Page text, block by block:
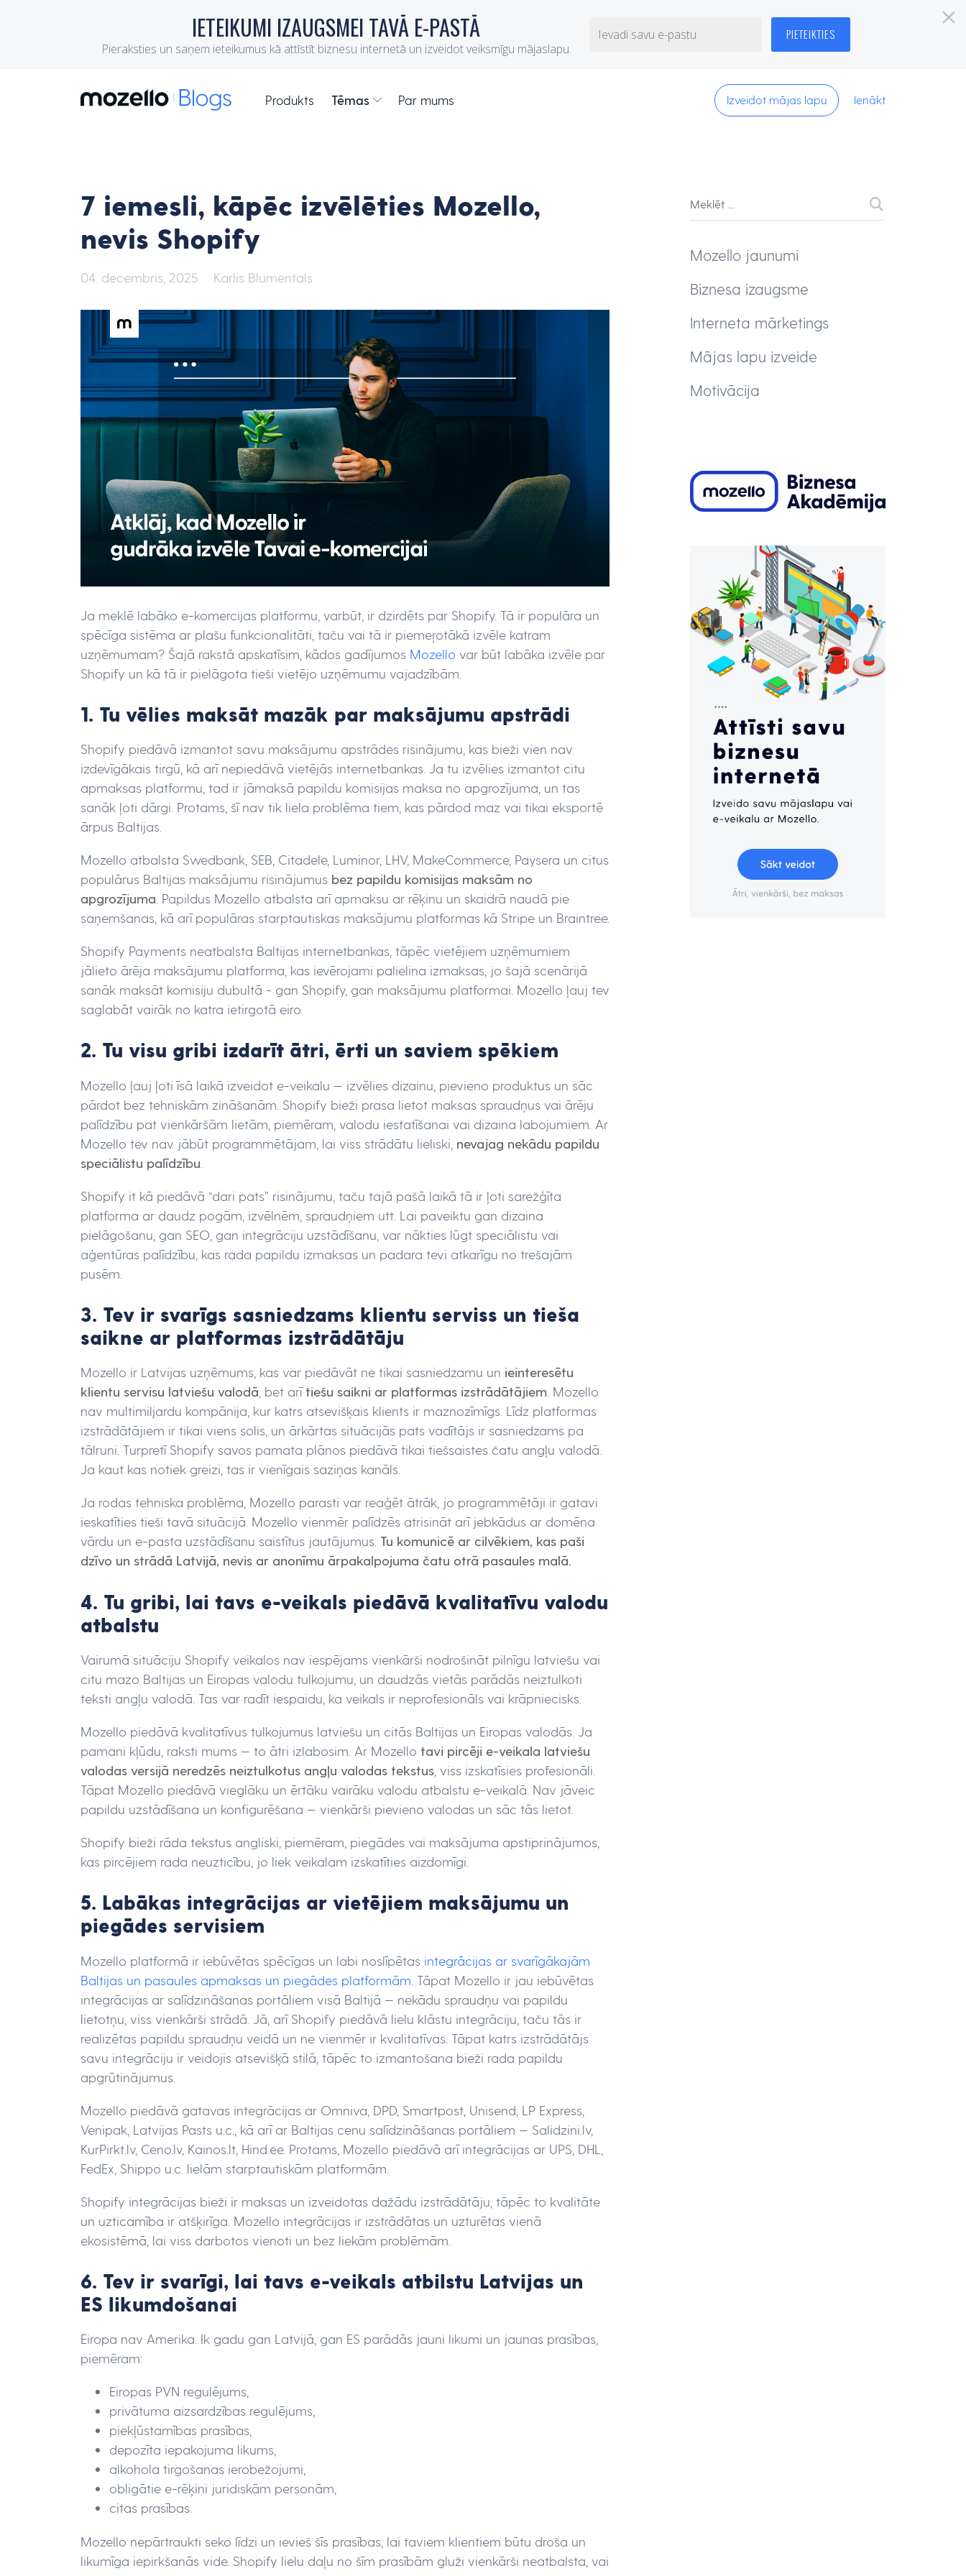
Produkts Tēmas Par mums Izveidot mājas lapu Ienākt
7 iemesli, kāpēc izvēlēties Mozello,
nevis Shopify
04. decembris, 2025 Karlis Blumentals
Ja meklē labāko e-komercijas platformu, varbūt, ir dzirdēts par Shopify. Tā ir populāra un
spēcīga sistēma ar plašu funkcionalitāti, taču vai tā ir piemeŗotākā izvēle katram
uzņēmumam? Šajā rakstā apskatīsim, kādos gadījumos Mozello var būt labāka izvēle par
Shopify un kā tā ir pielāgota tieši vietējo uzņēmumu vajadzībām.
1. Tu vēlies maksāt mazāk par maksājumu apstrādi
Shopify piedāvā izmantot savu maksājumu apstrādes risinājumu, kas bieži vien nav
izdevīgākais tirgū, kā arī nepiedāvā vietējās internetbankas. Ja tu izvēlies izmantot citu
apmaksas platformu, tad ir jāmaksā papildu komisijas maksa no apgrozījuma, un tas
sanāk ļoti dārgi. Protams, šī nav tik liela problēma tiem, kas pārdod maz vai tikai eksportē
ārpus Baltijas.
Mozello atbalsta Swedbank, SEB, Citadele, Luminor, LHV, MakeCommerce, Paysera un citus
populārus Baltijas maksājumu risinājumus bez papildu komisijas maksām no
apgrozījuma . Papildus Mozello atbalsta arī apmaksu ar rēķinu un skaidrā naudā pie
saņemšanas, kā arī populāras starptautiskas maksājumu platformas kā Stripe un Braintree.
Shopify Payments neatbalsta Baltijas internetbankas, tāpēc vietējiem uzņēmumiem
jālieto ārēja maksājumu platforma, kas ievērojami palielina izmaksas, jo šajā scenārijā
sanāk maksāt komisiju dubultā - gan Shopify, gan maksājumu platformai. Mozello ļauj tev
saglabāt vairāk no katra ietirgotā eiro.
2. Tu visu gribi izdarīt ātri, ērti un saviem spēkiem
Mozello ļauj ļoti īsā laikā izveidot e-veikalu — izvēlies dizainu, pievieno produktus un sāc
pārdot bez tehniskām zināšanām. Shopify bieži prasa lietot maksas spraudņus vai ārēju
palīdzību pat vienkāršām lietām, piemēram, valodu iestatīšanai vai dizaina labojumiem. Ar
Mozello tev nav jābūt programmētājam, lai viss strādātu lieliski, nevajag nekādu papildu
speciālistu palīdzību
Shopify it kā piedāvā “dari pats” risinājumu, taču tajā pašā laikā tā ir ļoti sarežģīta
platforma ar daudz pogām, izvēlnēm, spraudņiem utt. Lai paveiktu gan dizaina
pielāgošanu, gan SEO, gan integrāciju uzstādīšanu, var nākties lūgt speciālistu vai
aģentūras palīdzību, kas rada papildu izmaksas un padara tevi atkarīgu no trešajām
pusēm.
3. Tev ir svarīgs sasniedzams klientu serviss un tieša
saikne ar platformas izstrādātāju
Mozello ir Latvijas uzņēmums, kas var piedāvāt ne tikai sasniedzamu un ieinteresētu
klientu servisu latviešu valodā , bet arītiešu saikni ar platformas izstrādātājiem . Mozello
nav multimiljardu kompānija, kur katrs atsevišķais klients ir maznozīmīgs. Līdz platformas
izstrādātājiem ir tikai viens solis, un ārkārtas situācijās pats vadītājs ir sasniedzams pa
tālruni. Turpretī Shopify savos pamata plānos piedāvā tikai tiešsaistes čatu angļu valodā.
Ja kaut kas notiek greizi, tas ir vienīgais saziņas kanāls.
Ja rodas tehniska problēma, Mozello parasti var reaģēt ātrāk, jo programmētāji ir gatavi
ieskatīties tieši tavā situācijā. Mozello vienmēr palīdzēs atrisināt arī jebkādus ar domēna
vārdu un e-pasta uzstādīšanu saistītus jautājumus. Tu komunicē ar cilvēkiem, kas paši
dzīvo un strādā Latvijā, nevis ar anonīmu ārpakalpojuma čatu otrā pasaules malā.
4. Tu gribi, lai tavs e-veikals piedāvā kvalitatīvu valodu
atbalstu
Vairumā situāciju Shopify veikalos nav iespējams vienkārši nodrošināt pilnīgu latviešu vai
citu mazo Baltijas un Eiropas valodu tulkojumu, un daudzās vietās parādās neiztulkoti
teksti angļu valodā. Tas var radīt iespaidu, ka veikals ir neprofesionāls vai krāpniecisks.
Mozello piedāvā kvalitatīvus tulkojumus latviešu un citās Baltijas un Eiropas valodās. Ja
pamani kļūdu, raksti mums — to ātri izlabosim. Ar Mozello tavi pircēji e-veikala latviešu
valodas versijā neredzēs neiztulkotus angļu valodas tekstus , viss izskatīsies profesionāli.
Tāpat Mozello piedāvā vieglāku un ērtāku vairāku valodu atbalstu e-veikalā. Nav jāveic
papildu uzstādīšana un konfigurēšana — vienkārši pievieno valodas un sāc tās lietot.
Shopify bieži rāda tekstus angliski, piemēram, piegādes vai maksājuma apstiprinājumos,
kas pircējiem rada neuzticību, jo liek veikalam izskatīties aizdomīgi.
5. Labākas integrācijas ar vietējiem maksājumu un
piegādes servisiem
Mozello platformā ir iebūvētas spēcīgas un labi noslīpētas integrācijas ar svarīgākajām
Baltijas un pasaules apmaksas un piegādes platformām . Tāpat Mozello ir jau iebūvētas
integrācijas ar salīdzināšanas portāliem visā Baltijā — nekādu spraudņu vai papildu
lietotņu, viss vienkārši strādā. Jā, arī Shopify piedāvā lielu klāstu integrāciju, taču tās ir
realizētas papildu spraudņu veidā un ne vienmēr ir kvalitatīvas. Tāpat katrs izstrādātājs
savu integrāciju ir veidojis atsevišķā stilā, tāpēc to izmantošana bieži rada papildu
apgrūtinājumus.
Mozello piedāvā gatavas integrācijas ar Omniva, DPD, Smartpost, Unisend, LP Express,
Venipak, Latvijas Pasts u.c., kā arī ar Baltijas cenu salīdzināšanas portāliem — Salidzini.lv,
KurPirkt.lv, Ceno.lv, Kainos.lt, Hind.ee. Protams, Mozello piedāvā arī integrācijas ar UPS, DHL,
FedEx, Shippo u.c. lielām starptautiskām platformām.
Shopify integrācijas bieži ir maksas un izveidotas dažādu izstrādātāju, tāpēc to kvalitāte
un uzticamība ir atšķirīga. Mozello integrācijas ir izstrādātas un uzturētas vienā
ekosistēmā, lai viss darbotos vienoti un bez liekām problēmām.
6. Tev ir svarīgi, lai tavs e-veikals atbilstu Latvijas un
ES likumdošanai
Eiropa nav Amerika. Ik gadu gan Latvijā, gan ES parādās jauni likumi un jaunas prasības,
piemēram:
Eiropas PVN regulējums,
privātuma aizsardzības regulējums,
piekļūstamības prasības,
depozīta iepakojuma likums,
alkohola tirgošanas ierobežojumi,
obligātie e-rēķini juridiskām personām,
citas prasības.
Mozello nepārtraukti seko līdzi un ievieš šīs prasības, lai taviem klientiem būtu droša un
likumīga iepirkšanās vide. Shopify lielu daļu no šīm prasībām gluži vienkārši neatbalsta, vai
Mozello jaunumi
Biznesa izaugsme
Interneta mārketings
Mājas lapu izveide
Motivācija